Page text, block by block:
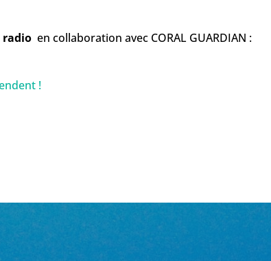
radio en collaboration avec CORAL GUARDIAN :
!